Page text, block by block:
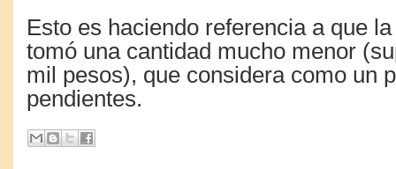
Esto es haciendo referencia a que
tomó una cantidad mucho menor
mil pesos), que considera como un
pendientes.